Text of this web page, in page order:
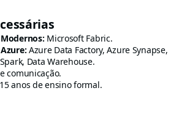
Microsoft Fabric.
Azure Data Factory, Azure Synapse,
Data Warehouse.
comunicação.
anos de ensino formal.